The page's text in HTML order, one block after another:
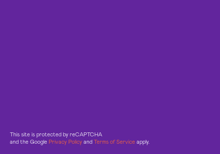
This site is protected by reCAPTCHA
and the Google Privacy Policy and Terms of Service apply.